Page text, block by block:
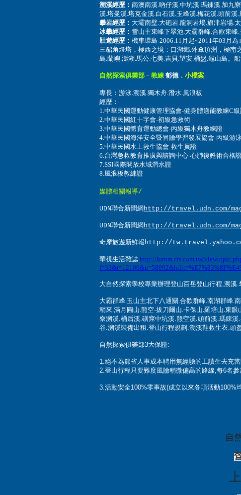
溯溪經歷： 南澳南溪.吶仔溪.中坑溪.瑪鍊溪.加九
溪.塔曼溪.塔克金溪.白石溪.玉峰溪.梅花溪.頭前溪.
攀岩經歷： 大壩南壁.大砲岩.龍洞岩場.旗津岩場.
冰攀經歷： 雪山主東峰下翠池.大霸群峰.合歡東峰.
壯遊經歷： 機車環島-2006.11月起~2011年03月
三貂角燈塔，極西之境： 口湖鄉.外傘頂洲，極南
島.蘭嶼.澎湖.馬公.七美.吉貝.望安.桶盤.龜山島。
自然探索俱樂部 － 教練 郁德．小檔案
專長： 游泳.溯溪.獨木舟.潛水.風浪板
經歷：
1.中華民國運動健康管理協會-健身體適能教練C級
2.中華民國紅十字會-初級急救術
3.中華民國體育運動總會-丙級獨木舟教練證
4.中華民國海洋安全暨冒險學習發展協會-丙級游
5.中華民國水上救生協會-救生員證
6.台灣急救教育推廣與諮詢中心-心肺復甦術合格
7.SSI國際開放水域潛水證
8.風浪板教練證
媒體相關報導/
UDN聯合新聞網http://travel.udn.com/
UDN聯合新聞網http://travel.udn.com/
奇摩旅遊新鮮報http://
華視生活雜誌 http://forum.cts.com.tw/
大自然探索學校專業辦理登山百岳登山行程,溯溪
大霸群峰.玉山主北下八通關.合歡群峰.南湖群峰.
稍來.滿月圓山.熊空-拔刀爾山.卡保山.羅培山.東眼
寮溯溪.桶后溪.磺窟中坑溪.熊空溪.頭前溪.瑪鋉
谷.溯溪裝備出租.登山行程規劃.溯溪鞋救生衣.頭
自然探索俱樂部3大保證:
1.絕不為節省人事成本聘用無經驗的工讀生去充
2.登山行程只要難度風險稍微偏高的路線,每6名
3.活動安全100%零事故(成立以來各項活動100%
自